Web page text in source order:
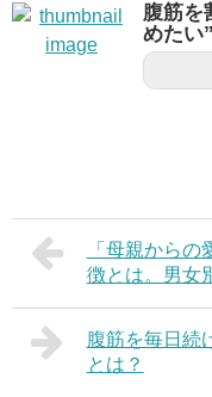
腹筋を
めたい
「母親から
徴とは。男女
腹筋を毎日続
とは？